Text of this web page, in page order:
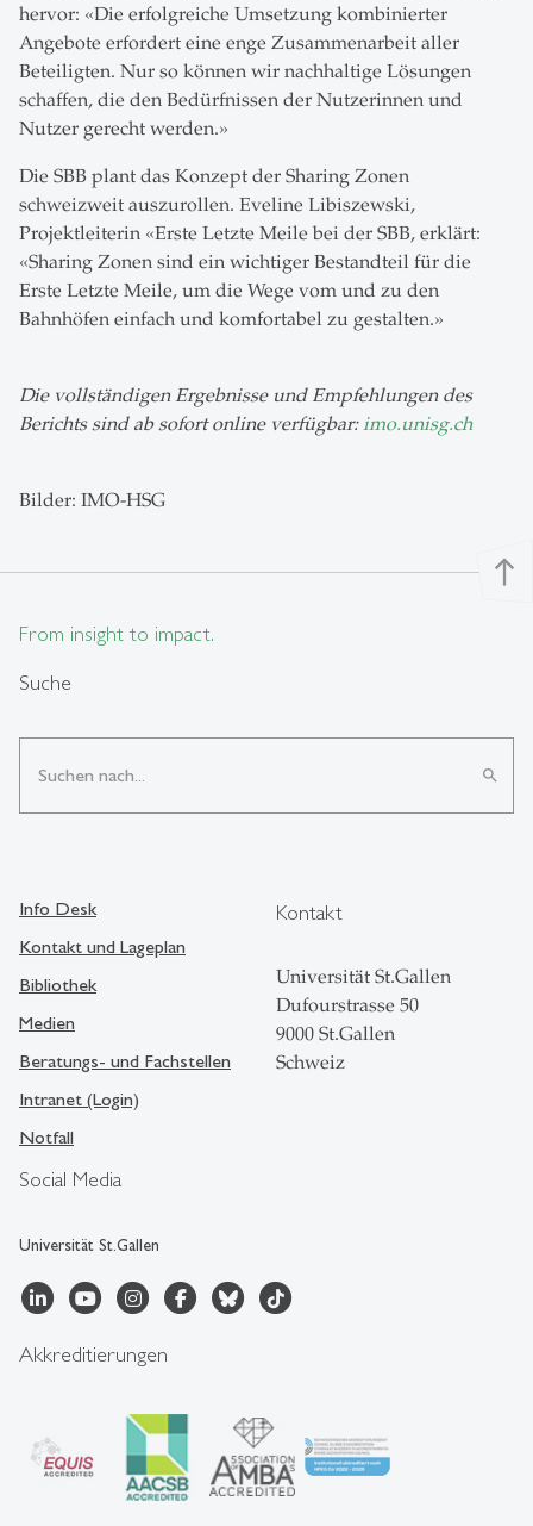
hervor: «Die erfolgreiche Umsetzung kombinierter
Angebote erfordert eine enge Zusammenarbeit aller
Beteiligten. Nur so können wir nachhaltige Lösungen
schaffen, die den Bedürfnissen der Nutzerinnen und
Nutzer gerecht werden.»
Die SBB plant das Konzept der Sharing Zonen
schweizweit auszurollen. Eveline Libiszewski,
Projektleiterin «Erste Letzte Meile bei der SBB, erklärt:
«Sharing Zonen sind ein wichtiger Bestandteil für die
Erste Letzte Meile, um die Wege vom und zu den
Bahnhöfen einfach und komfortabel zu gestalten.»
Die vollständigen Ergebnisse und Empfehlungen des
Berichts sind ab sofort online verfügbar:imo.unisg.ch
Bilder: IMO-HSG
north
From insight to impact.
Suche
search
Social Media
Universität St.Gallen
Info Desk
Kontakt und Lageplan
Bibliothek
Medien
Beratungs- und Fachstellen
Intranet (Login)
Notfall
Kontakt
Universität St.Gallen
Dufourstrasse 50
9000 St.Gallen
Schweiz
Akkreditierungen